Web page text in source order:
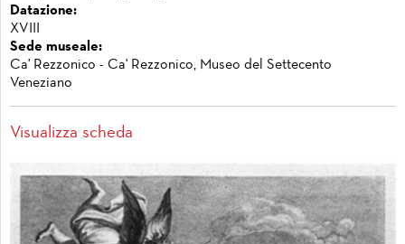
Datazione:
XVIII
Sede museale:
Ca' Rezzonico - Ca' Rezzonico, Museo del Settecento
Veneziano
Visualizza scheda